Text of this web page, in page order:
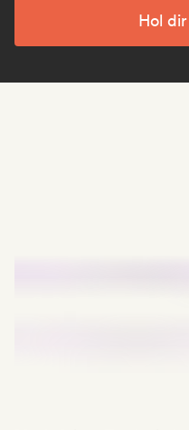
Hol